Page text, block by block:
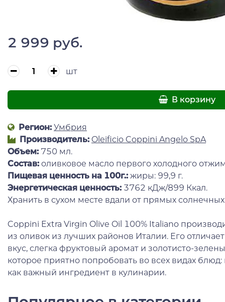
2 999 руб.
шт
В корзину
Регион: Умбрия
Производитель: Oleificio Coppini Angelo SpA
Объем: 750 мл.
Состав: оливковое масло первого холодного
Пищевая ценность на 100г.: жиры: 99,9 г.
Энергетическая ценность: 3762 кДж/899 Ккал.
Хранить в сухом месте вдали от прямых
Coppini Extra Virgin Olive Oil 100% Italiano
из оливок из лучших районов Италии. Его
вкус, слегка фруктовый аромат и золотисто-
которое приятно попробовать во всех видах
как важный ингредиент в кулинарии.